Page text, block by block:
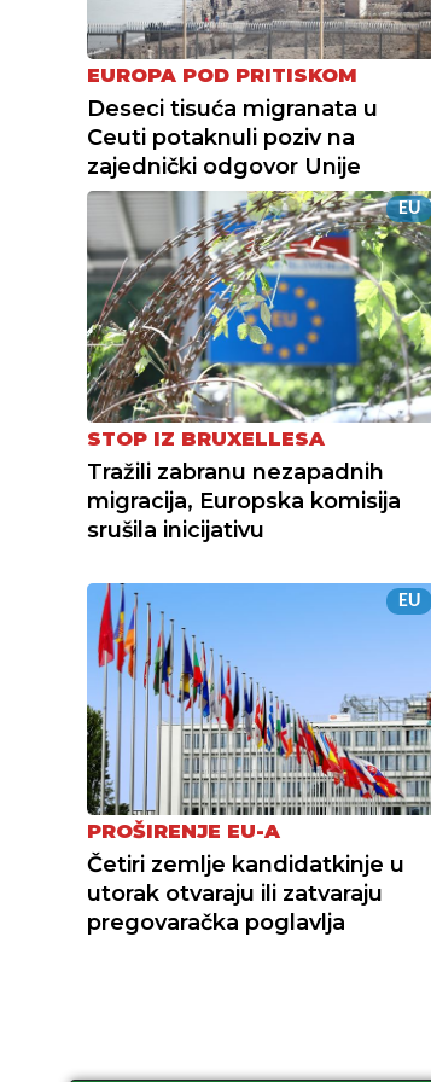
EUROPA POD PRITISKOM
Deseci tisuća migranata u
Ceuti potaknuli poziv na
zajednički odgovor Unije
EU
STOP IZ BRUXELLESA
Tražili zabranu nezapadnih
migracija, Europska komisija
srušila inicijativu
EU
PROŠIRENJE EU-A
Četiri zemlje kandidatkinje u
utorak otvaraju ili zatvaraju
pregovaračka poglavlja